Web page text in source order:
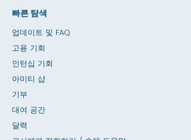
빠른 탐색
업데이트 및 FAQ
고용 기회
인턴십 기회
아미티 샵
기부
대여 공간
달력